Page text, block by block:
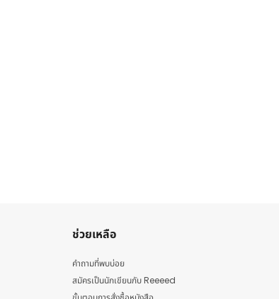
ช่วยเหลือ
คำถามที่พบบ่อย
สมัครเป็นนักเขียนกับ Reeeed